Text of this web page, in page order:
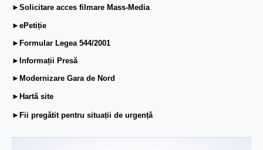
►Solicitare acces filmare Mass-Media
►ePetiție
►Formular Legea 544/2001
►Informații Presă
►Modernizare Gara de Nord
►Hartă site
►Fii pregătit pentru situații de urgență